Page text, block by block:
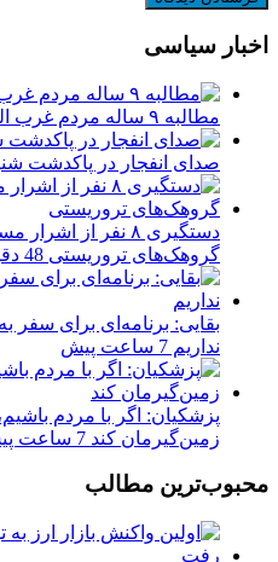
اخبار سیاسی
مطالبه ۹ ساله مردم غرب البرز محقق شد
صدای انفجار در پاکدشت
دستگیری ۸ نفر از
گروهک‌های تروریستی 48 دقیقه پیش
بقایی: برنامه‌ای برای سفر
نداریم 7 ساعت پیش
پزشکیان: اگر با مردم
زمین‌گیرمان کند 7 ساعت پیش
محبوب‌ترین مطالب